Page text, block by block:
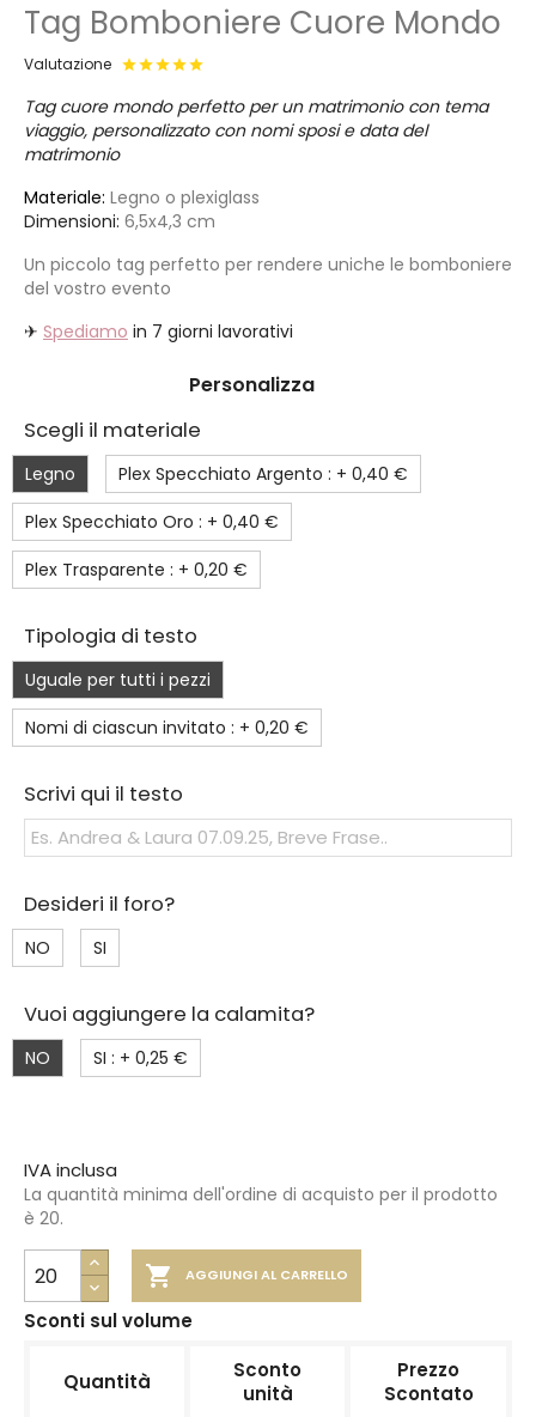
Tag Bomboniere Cuore Mondo
Valutazione
Tag cuore mondo perfetto per un matrimonio con tema
viaggio, personalizzato con nomi sposi e data del
matrimonio
Materiale: Legno o plexiglass
Dimensioni: 6,5x4,3 cm
Un piccolo tag perfetto per rendere uniche le bomboniere
del vostro evento
✈ Spediamo in 7 giorni lavorativi
Personalizza
Scegli il materiale
Legno Plex Specchiato Argento : + 0,40 €
Plex Specchiato Oro : + 0,40 €
Plex Trasparente : + 0,20 €
Tipologia di testo
Uguale per tutti i pezzi
Nomi di ciascun invitato : + 0,20 €
Scrivi qui il testo
Desideri il foro?
NO SI
Vuoi aggiungere la calamita?
NO SI : + 0,25 €
 AGGIUNGI AL CARRELLO
IVA inclusa
La quantità minima dell'ordine di acquisto per il prodotto
è 20.
Sconti sul volume
Quantità
Sconto
unità
Prezzo
Scontato